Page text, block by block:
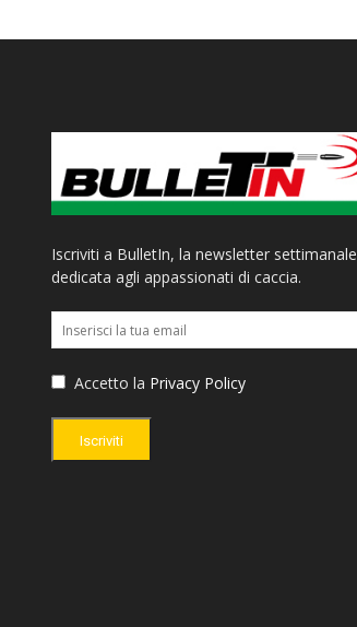
Iscriviti a BulletIn, la newsletter settimanale
dedicata agli appassionati di caccia.
Accetto la Privacy Policy
Iscriviti